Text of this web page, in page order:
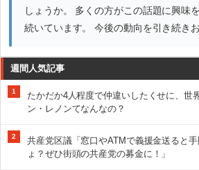
しょうか。 多くの方がこの話題に興味
続いています。 今後の動向を引き続き
週間人気記事
1
たかだか4人程度で仲違いしたくせに、世
ン・レノンてなんなの？
2
共産党区議「窓口やATMで義援金送ると
ょ？ぜひ街頭の共産党の募金に！」